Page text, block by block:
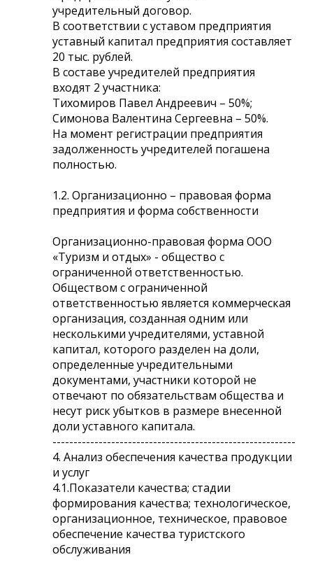
учредительный договор.
В соответствии с уставом предприятия
уставный капитал предприятия составляет
20 тыс. рублей.
В составе учредителей предприятия
входят 2 участника:
Тихомиров Павел Андреевич – 50%;
Симонова Валентина Сергеевна – 50%.
На момент регистрации предприятия
задолженность учредителей погашена
полностью.
1.2. Организационно – правовая форма
предприятия и форма собственности
Организационно-правовая форма ООО
«Туризм и отдых» - общество с
ограниченной ответственностью.
Обществом с ограниченной
ответственностью является коммерческая
организация, созданная одним или
несколькими учредителями, уставной
капитал, которого разделен на доли,
определенные учредительными
документами, участники которой не
отвечают по обязательствам общества и
несут риск убытков в размере внесенной
доли уставного капитала.
----------------------------------------------------------
4. Анализ обеспечения качества продукции
и услуг
4.1.Показатели качества; стадии
формирования качества; технологическое,
организационное, техническое, правовое
обеспечение качества туристского
обслуживания